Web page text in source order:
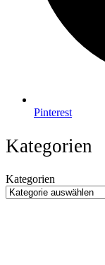
Pinterest
Kategorien
Kategorien